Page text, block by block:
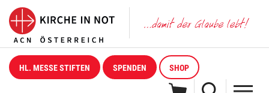
HL. MESSE STIFTEN SPENDEN SHOP